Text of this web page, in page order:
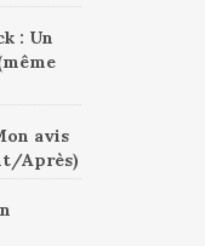
: Un
avis
Après)